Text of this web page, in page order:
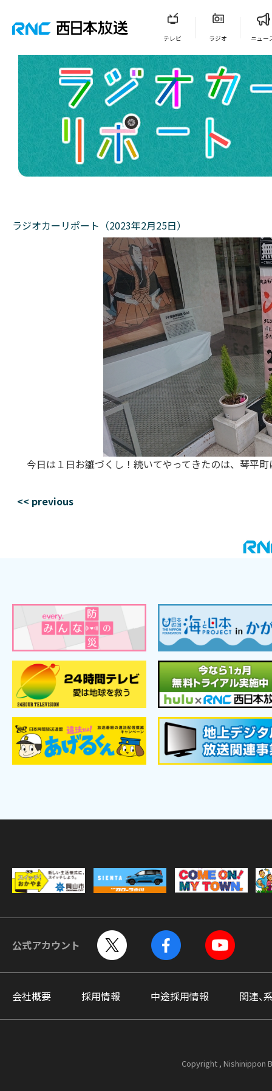
テレビ ラジオ ニュー
ラジオカーリポート（2023年2月25日）
今日は１日お雛づくし！続いてやってきたのは、琴平
<< previous
公式アカウント
会社概要 採用情報 中途採用情報 関連、
Copyright , Nishinippon